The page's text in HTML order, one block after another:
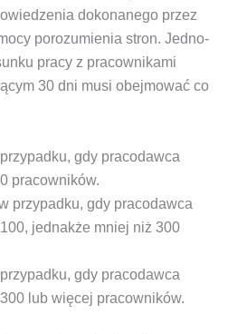
doko­na­ne­go przez
poro­zu­mie­nia stron. Jed­no­
pra­cy z pra­cow­ni­ka­mi
30 dni musi obej­mo­wać co
gdy pra­co­daw­ca
pracowników.
przy­pad­ku, gdy pra­co­daw­ca
jed­nak­że mniej niż 300
gdy pra­co­daw­ca
lub wię­cej pracowników.